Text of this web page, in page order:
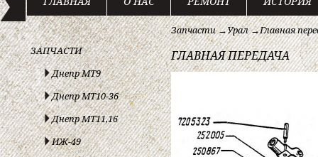
ЗАПЧАСТИ
Днепр МТ9
Днепр МТ10-36
Днепр МТ11,16
ИЖ-49
Запчасти→Урал→Главная
ГЛАВНАЯ ПЕРЕДАЧА